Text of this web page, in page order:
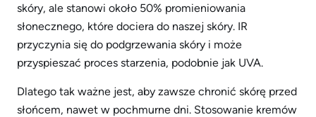
skóry, ale stanowi około 50% promieniowania
słonecznego, które dociera do naszej skóry. IR
przyczynia się do podgrzewania skóry i może
przyspieszać proces starzenia, podobnie jak UVA.
Dlatego tak ważne jest, aby zawsze chronić skórę przed
słońcem, nawet w pochmurne dni. Stosowanie kremów